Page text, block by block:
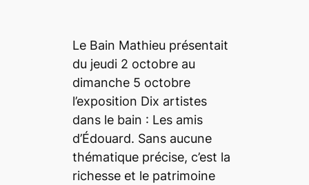
Le Bain Mathieu présentait
du jeudi 2 octobre au
dimanche 5 octobre
l’exposition Dix artistes
dans le bain : Les amis
d’Édouard. Sans aucune
thématique précise, c’est la
richesse et le patrimoine